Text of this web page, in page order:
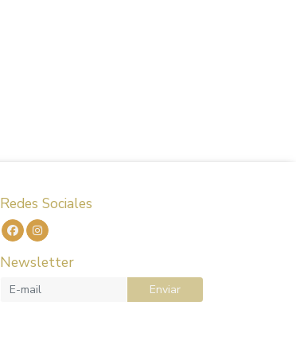
Redes Sociales
Newsletter
Enviar